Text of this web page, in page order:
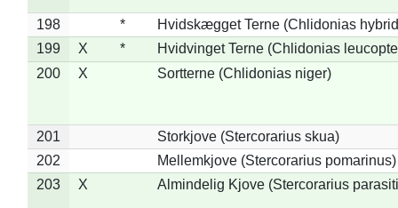
198 *
Hvidskægget Terne (Chlidonias
199
X *
Hvidvinget Terne (Chlidonias
200
X Sortterne (Chlidonias niger)
201
Storkjove (Stercorarius skua)
202
Mellemkjove (Stercorarius pomarinus)
203
X Almindelig Kjove (Stercorarius